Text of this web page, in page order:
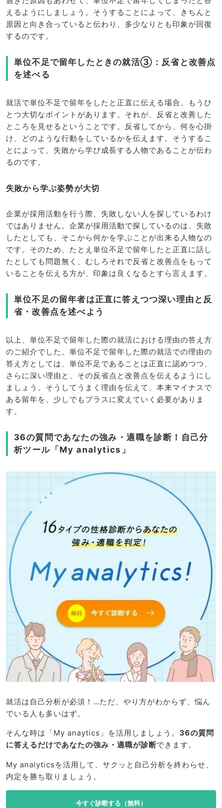
えるようにしましょう。そうすることによって、きちんと
原因と向き合っていると伝わり、多少なりとも印象が回復
するのです。
単位不足で留年したときの就活③：反省と改善点
を述べる
就活で単位不足で留年をしたと正直に伝える場合、もうひ
とつ大切なポイントがあります。それが、反省と改善した
ところを見せるということです。反省してから、何を心掛
け、どのような行動をしているかを伝えます。そうするこ
とによって、失敗から学び成長する人物であることが伝わ
るのです。
失敗から学ぶ姿勢が大切
企業が採用活動を行う際、失敗しない人を探しているわけ
ではありません。企業が採用活動で探しているのは、失敗
したとしても、そこから何かを学ぶことが出来る人物なの
です。そのため、たとえ単位不足で留年したと正直に話し
たとしても問題無く、むしろそれで反省と改善点をもって
いることを伝える方が、印象は良くなるとすら言えます。
単位不足の留年者は正直に答えつつ深い理由と反
省・改善点を述べよう
以上、単位不足で留年した際の就活における理由の答え方
のご紹介でした。単位不足で留年した際の就活での理由の
答え方としては、単位不足であることは正直に認めつつ、
さらに深い理由と、その反省点と改善点を伝えるようにし
ましょう。そうしてうまく理由を伝えて、本来マイナスで
ある留年を、少しでもプラスに変えていく必要がありま
す。
36の質問であなたの強み・適職を診断！自己分
析ツール「My analytics」
就活は自己分析が必須！…ただ、やり方がわからず、悩ん
でいる人も多いはず。
そんな時は「My anaytics」を活用しましょう。 36の質問
に答えるだけであなたの強み・適職が診断できます。
My analyticsを活用して、サクッと自己分析を終わらせ、
内定を勝ち取りましょう。
今すぐ診断する（無料）